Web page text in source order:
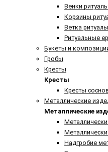
Венки
Корзины
Ветка
Ритуальные
Букеты и
Гробы
Кресты
Кресты
Кресты
Металлические
Металлические
Надгробие